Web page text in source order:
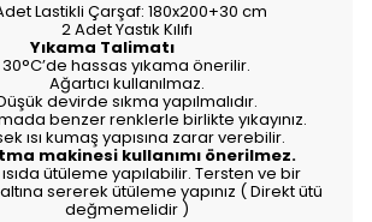
Lastikli Çarşaf: 180x200+30 cm
2 Adet Yastık Kılıfı
Yıkama Talimatı
30°C’de hassas yıkama önerilir.
Ağartıcı kullanılmaz.
devirde sıkma yapılmalıdır.
benzer renklerle birlikte yıkayınız.
ısı kumaş yapısına zarar verebilir.
makinesi kullanımı önerilmez.
ütüleme yapılabilir. Tersten ve bir
sererek ütüleme yapınız ( Direkt ütü
değmemelidir )